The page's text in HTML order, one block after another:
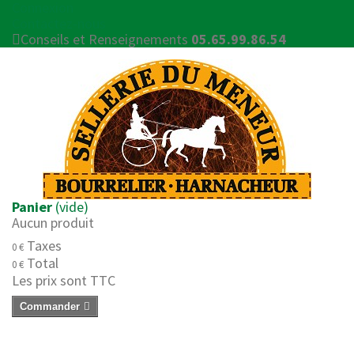
Conseils et Renseignements 05.65.99.86.54
Panier (vide)
Aucun produit
0 € Taxes
0 € Total
Les prix sont TTC
Commander